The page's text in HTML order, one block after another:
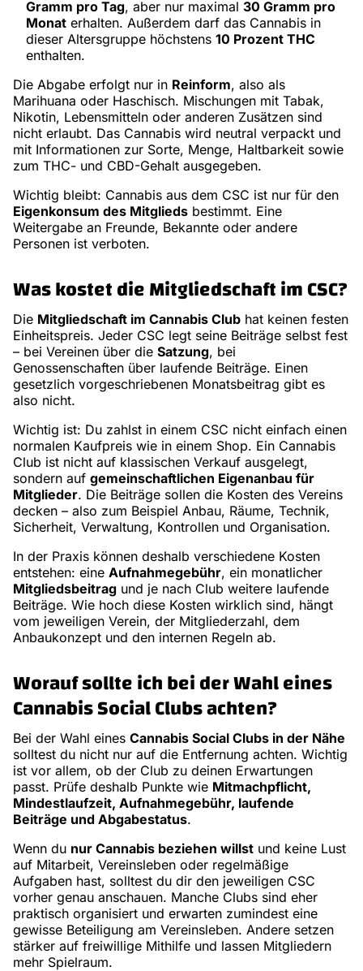
Gramm pro Tag, aber nur maximal 30 Gramm pro
Monat erhalten. Außerdem darf das Cannabis in
dieser Altersgruppe höchstens 10 Prozent THC
enthalten.
Die Abgabe erfolgt nur in Reinform, also als
Marihuana oder Haschisch. Mischungen mit Tabak,
Nikotin, Lebensmitteln oder anderen Zusätzen sind
nicht erlaubt. Das Cannabis wird neutral verpackt und
mit Informationen zur Sorte, Menge, Haltbarkeit sowie
zum THC- und CBD-Gehalt ausgegeben.
Wichtig bleibt: Cannabis aus dem CSC ist nur für den
Eigenkonsum des Mitglieds bestimmt. Eine
Weitergabe an Freunde, Bekannte oder andere
Personen ist verboten.
Was kostet die Mitgliedschaft im CSC?
Die Mitgliedschaft im Cannabis Club hat keinen festen
Einheitspreis. Jeder CSC legt seine Beiträge selbst fest
– bei Vereinen über die Satzung, bei
Genossenschaften über laufende Beiträge. Einen
gesetzlich vorgeschriebenen Monatsbeitrag gibt es
also nicht.
Wichtig ist: Du zahlst in einem CSC nicht einfach einen
normalen Kaufpreis wie in einem Shop. Ein Cannabis
Club ist nicht auf klassischen Verkauf ausgelegt,
sondern auf gemeinschaftlichen Eigenanbau für
Mitglieder. Die Beiträge sollen die Kosten des Vereins
decken – also zum Beispiel Anbau, Räume, Technik,
Sicherheit, Verwaltung, Kontrollen und Organisation.
In der Praxis können deshalb verschiedene Kosten
entstehen: eine Aufnahmegebühr, ein monatlicher
Mitgliedsbeitrag und je nach Club weitere laufende
Beiträge. Wie hoch diese Kosten wirklich sind, hängt
vom jeweiligen Verein, der Mitgliederzahl, dem
Anbaukonzept und den internen Regeln ab.
Worauf sollte ich bei der Wahl eines
Cannabis Social Clubs achten?
Bei der Wahl eines Cannabis Social Clubs in der Nähe
solltest du nicht nur auf die Entfernung achten. Wichtig
ist vor allem, ob der Club zu deinen Erwartungen
passt. Prüfe deshalb Punkte wie Mitmachpflicht,
Mindestlaufzeit, Aufnahmegebühr, laufende
Beiträge und Abgabestatus.
Wenn du nur Cannabis beziehen willst und keine Lust
auf Mitarbeit, Vereinsleben oder regelmäßige
Aufgaben hast, solltest du dir den jeweiligen CSC
vorher genau anschauen. Manche Clubs sind eher
praktisch organisiert und erwarten zumindest eine
gewisse Beteiligung am Vereinsleben. Andere setzen
stärker auf freiwillige Mithilfe und lassen Mitgliedern
mehr Spielraum.